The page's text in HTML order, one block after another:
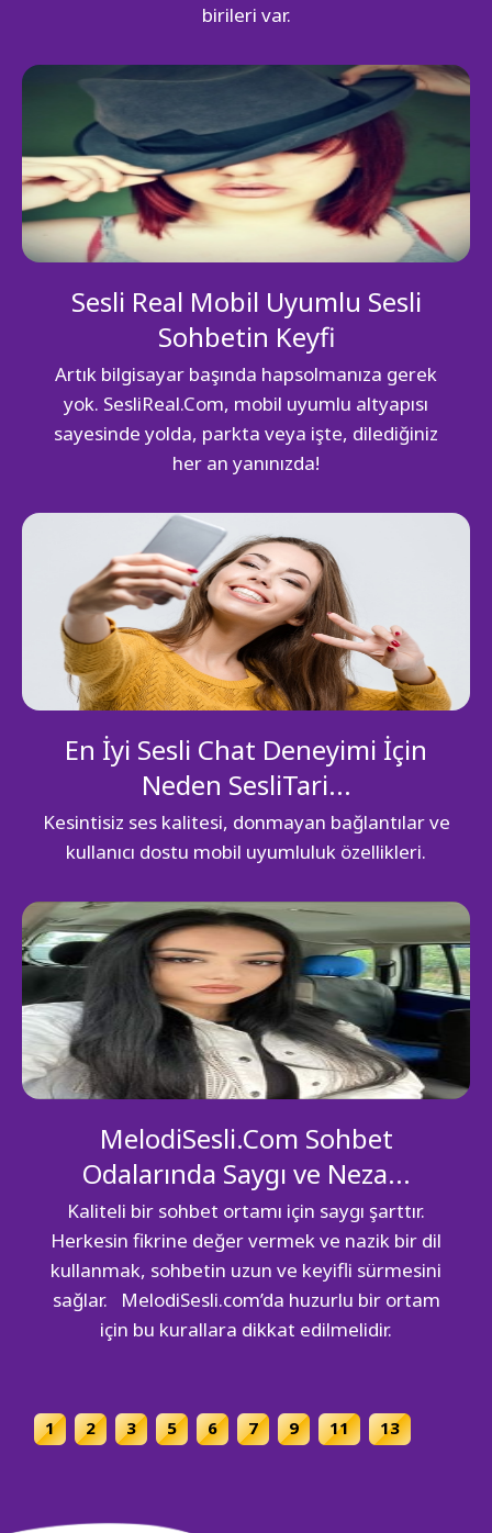
birileri var.
Sesli Real Mobil Uyumlu Sesli
Sohbetin Keyfi
Artık bilgisayar başında hapsolmanıza gerek
yok. SesliReal.Com, mobil uyumlu altyapısı
sayesinde yolda, parkta veya işte, dilediğiniz
her an yanınızda!
En İyi Sesli Chat Deneyimi İçin
Neden SesliTari...
Kesintisiz ses kalitesi, donmayan bağlantılar ve
kullanıcı dostu mobil uyumluluk özellikleri.
MelodiSesli.Com Sohbet
Odalarında Saygı ve Neza...
Kaliteli bir sohbet ortamı için saygı şarttır.
Herkesin fikrine değer vermek ve nazik bir dil
kullanmak, sohbetin uzun ve keyifli sürmesini
sağlar. MelodiSesli.com’da huzurlu bir ortam
için bu kurallara dikkat edilmelidir.
Sayfa gezinme
1 2 3 5 6 7 9 11 13